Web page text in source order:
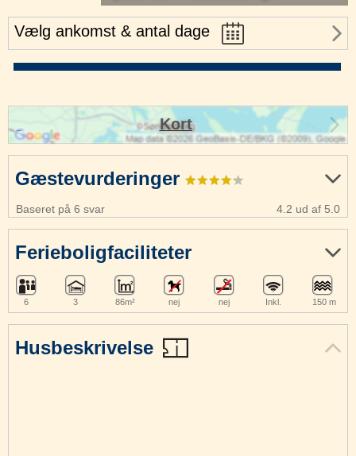
Vælg ankomst & antal dage
Husbeskrivelse
Gæstevurderinger
Baseret på 6 svar 4.2 ud af 5.0
Ferieboligfaciliteter
6 3 86m² nej nej Inkl. 150 m
Kort